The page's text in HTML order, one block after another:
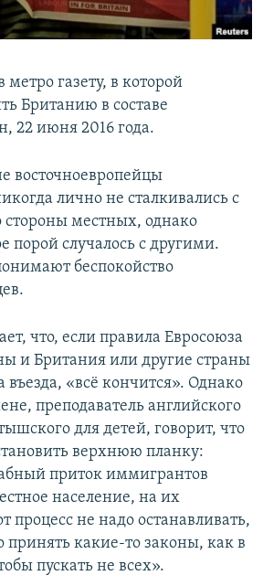
газету, в которой
Британию в составе
22 июня 2016 года.
восточноевропейцы
лично не сталкивались с
стороны местных, однако
порой случалось с другими.
беспокойство
что, если правила Евросоюза
и Британия или другие страны
въезда, «всё кончится». Однако
преподаватель английского
для детей, говорит, что
верхнюю планку:
приток иммигрантов
население, на их
процесс не надо останавливать,
какие-то законы, как в
пускать не всех».